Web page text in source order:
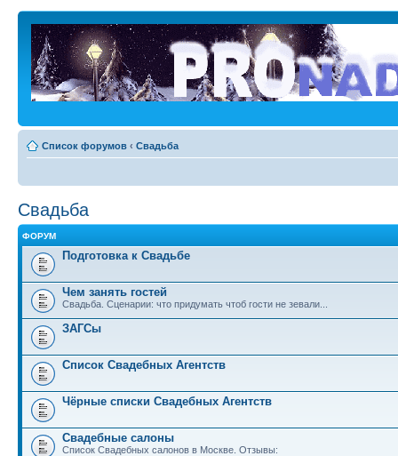
Список форумов ‹ Свадьба
Свадьба
ФОРУМ
Подготовка к Свадьбе
Чем занять гостей
Свадьба. Сценарии: что придумать чтоб гости не зевали...
ЗАГСы
Список Свадебных Агентств
Чёрные списки Свадебных Агентств
Свадебные салоны
Список Свадебных салонов в Москве. Отзывы: